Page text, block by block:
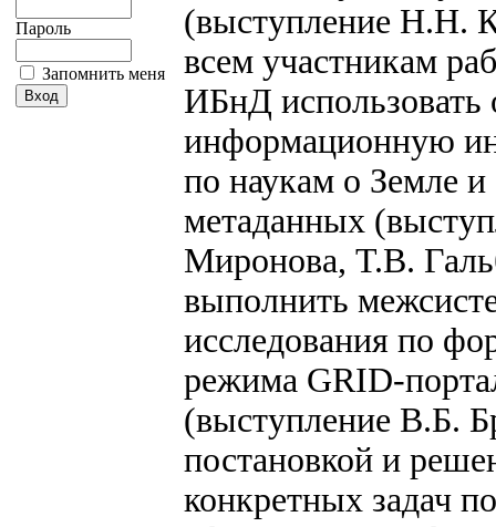
Пароль
Запомнить меня
(выступление Н.Н.
всем участникам
ИБнД
информационную
по наукам о Земле
метаданных
Миронова, Т.В.
выполнить
исследования по
режима GRID-
(выступление В.Б.
постановкой и
конкретных задач